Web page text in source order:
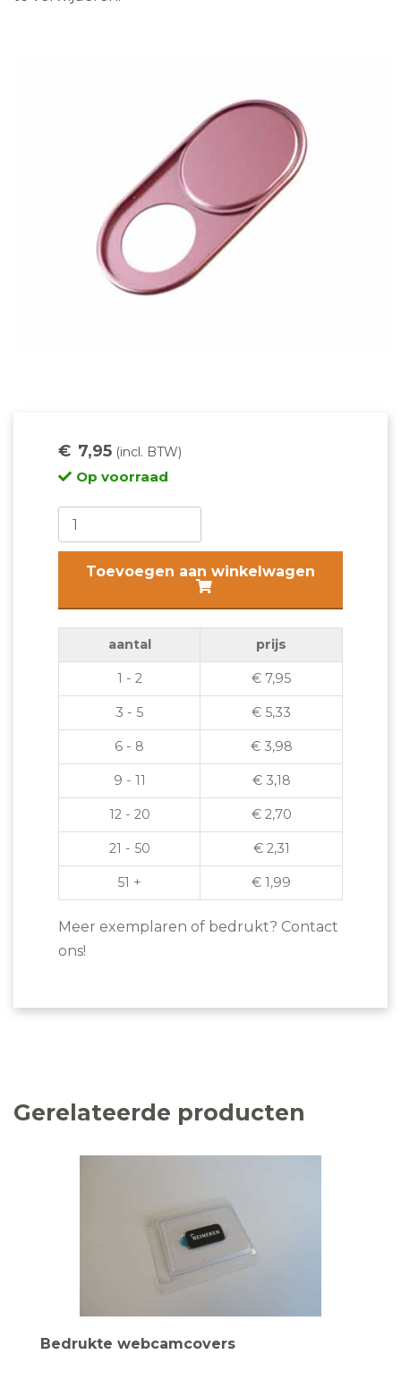
€ 7,95
Op voorraad
Roze
aluminium
webcam
aantal
Toevoegen aan winkelwagen
aantal prijs
1 - 2 € 7,95
3 - 5 € 5,33
6 - 8 €3,98
9 - 11 €3,18
12 - 20 €2,70
21 - 50 €2,31
51 + € 1,99
Meer exemplaren of bedrukt? Contact
ons!
Gerelateerde producten
Bedrukte webcamcovers